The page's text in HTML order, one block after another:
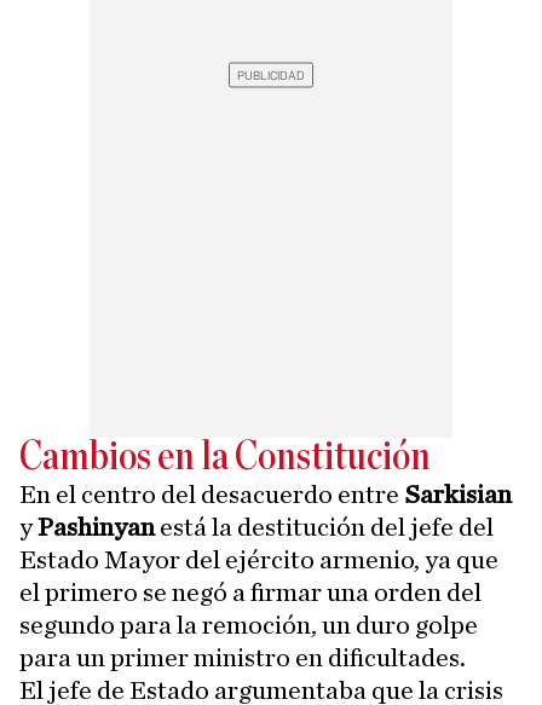
Cambios en la Constitución
En el centro del desacuerdo entre Sarkisian
yPashinyanestá la destitución del jefe del
Estado Mayor del ejército armenio, ya que
el primero se negó a firmar una orden del
segundo para la remoción, un duro golpe
para un primer ministro en dificultades.
El jefe de Estado argumentaba que la crisis